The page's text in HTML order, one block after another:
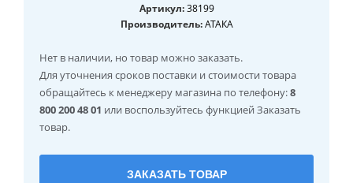
Артикул:38199
Производитель:АТАКА
Нет в наличии, но товар можно заказать.
Для уточнения сроков поставки и стоимости товара
обращайтесь к менеджеру магазина по телефону:8
800 200 48 01 или воспользуйтесь функцией Заказать
товар.
ЗАКАЗАТЬ ТОВАР